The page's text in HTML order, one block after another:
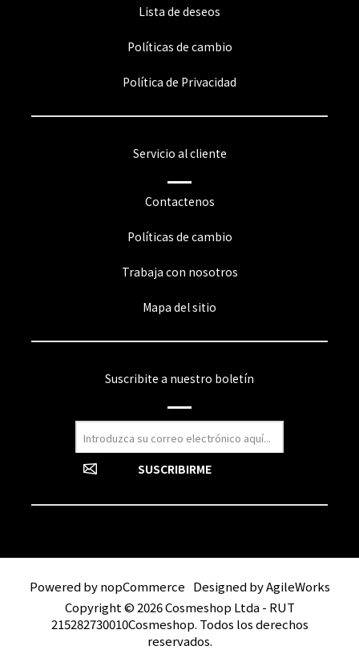
Lista de deseos
Políticas de cambio
Política de Privacidad
Servicio al cliente
Contactenos
Políticas de cambio
Trabaja con nosotros
Mapa del sitio
Suscribite a nuestro boletín
Powered bynopCommerce Designed byAgileWorks
Copyright © 2026 Cosmeshop Ltda - RUT
215282730010Cosmeshop. Todos los derechos
reservados.